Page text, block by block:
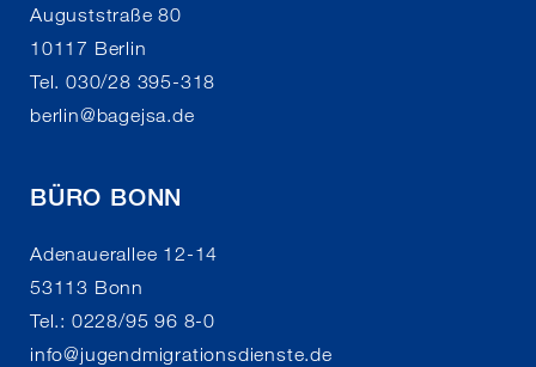
Auguststraße 80
10117 Berlin
Tel. 030/28 395-318
berlin@bagejsa.de
BÜRO BONN
Adenauerallee 12-14
53113 Bonn
Tel.: 0228/95 96 8-0
info@jugendmigrationsdienste.de